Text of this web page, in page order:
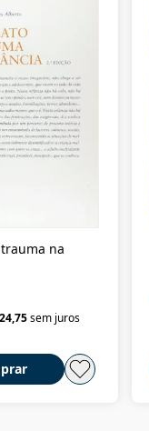
na
sem juros